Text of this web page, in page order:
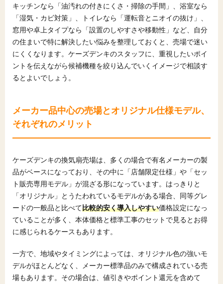
キッチンなら「油汚れの付きにくさ・掃除の手間」、浴室なら
「湿気・カビ対策」、トイレなら「運転音とニオイの抜け」、
窓用や卓上タイプなら「設置のしやすさや移動性」など、自分
の住まいで特に解決したい悩みを整理しておくと、売場で迷い
にくくなります。ケーズデンキのスタッフに、重視したいポイ
ントを伝えながら候補機種を絞り込んでいくイメージで相談す
るとよいでしょう。
メーカー品中心の売場とオリジナル仕様モデル、
それぞれのメリット
ケーズデンキの換気扇売場は、多くの場合で有名メーカーの製
品がベースになっており、その中に「店舗限定仕様」や「セッ
ト販売専用モデル」が混ざる形になっています。はっきりと
「オリジナル」とうたわれているモデルがある場合、同等グレ
ードの一般品と比べて比較的安く導入しやすい価格設定になっ
ていることが多く、本体価格と標準工事のセットで見るとお得
に感じられるケースもあります。
一方で、地域やタイミングによっては、オリジナル色の強いモ
デルがほとんどなく、メーカー標準品のみで構成されている売
場もあります。その場合は、値引きやポイント還元を含めて